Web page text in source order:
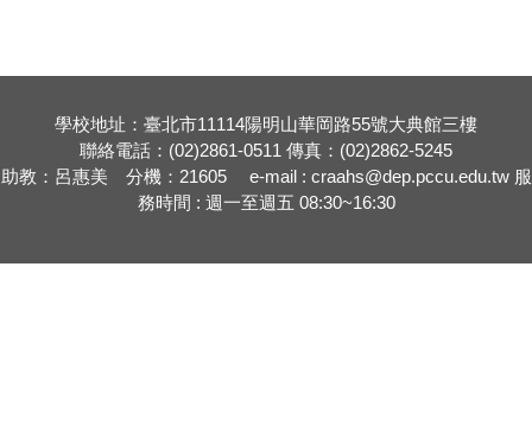
學校地址：臺北市11114陽明山華岡路55號大典館三樓
聯絡電話：(02)2861-0511 傳真：(02)2862-5245
助教：呂惠美 分機：21605 e-mail : craahs@dep.pccu.edu.tw 服
務時間 : 週一至週五 08:30~16:30